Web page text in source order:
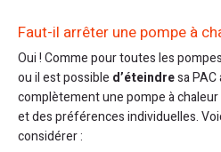
Faut-il arrêter une pompe à
Oui ! Comme pour toutes les
ou il est possible d’éteindresa
complètement une pompe à
et des préférences individuelles.
considérer :